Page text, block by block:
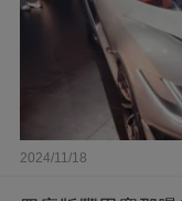
2024/11/18